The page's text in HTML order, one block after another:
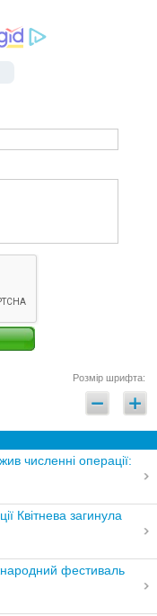
Розмір шрифта:
численні операції:
Квітнева загинула
фестиваль